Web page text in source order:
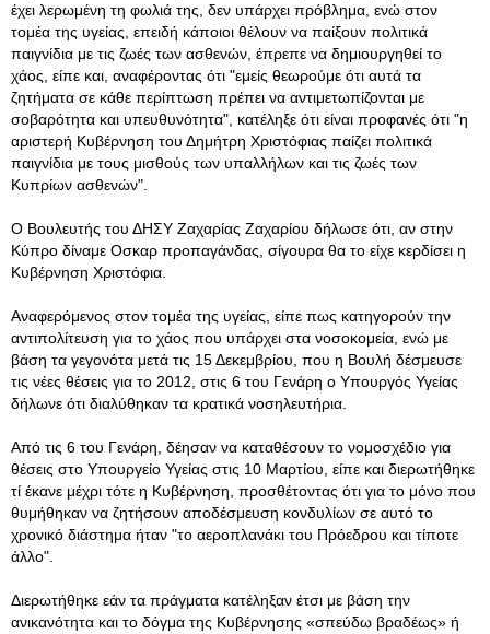
έχει λερωμένη τη φωλιά της, δεν υπάρχει πρόβλημα, ενώ στον
τομέα της υγείας, επειδή κάποιοι θέλουν να παίξουν πολιτικά
παιγνίδια με τις ζωές των ασθενών, έπρεπε να δημιουργηθεί το
χάος, είπε και, αναφέροντας ότι "εμείς θεωρούμε ότι αυτά τα
ζητήματα σε κάθε περίπτωση πρέπει να αντιμετωπίζονται με
σοβαρότητα και υπευθυνότητα", κατέληξε ότι είναι προφανές ότι "η
αριστερή Κυβέρνηση του Δημήτρη Χριστόφιας παίζει πολιτικά
παιγνίδια με τους μισθούς των υπαλλήλων και τις ζωές των
Κυπρίων ασθενών".
Ο Βουλευτής του ΔΗΣΥ Ζαχαρίας Ζαχαρίου δήλωσε ότι, αν στην
Κύπρο δίναμε Οσκαρ προπαγάνδας, σίγουρα θα το είχε κερδίσει η
Κυβέρνηση Χριστόφια.
Αναφερόμενος στον τομέα της υγείας, είπε πως κατηγορούν την
αντιπολίτευση για το χάος που υπάρχει στα νοσοκομεία, ενώ με
βάση τα γεγονότα μετά τις 15 Δεκεμβρίου, που η Βουλή δέσμευσε
τις νέες θέσεις για το 2012, στις 6 του Γενάρη ο Υπουργός Υγείας
δήλωνε ότι διαλύθηκαν τα κρατικά νοσηλευτήρια.
Από τις 6 του Γενάρη, δέησαν να καταθέσουν το νομοσχέδιο για
θέσεις στο Υπουργείο Υγείας στις 10 Μαρτίου, είπε και διερωτήθηκε
τί έκανε μέχρι τότε η Κυβέρνηση, προσθέτοντας ότι για το μόνο που
θυμήθηκαν να ζητήσουν αποδέσμευση κονδυλίων σε αυτό το
χρονικό διάστημα ήταν "το αεροπλανάκι του Πρόεδρου και τίποτε
άλλο".
Διερωτήθηκε εάν τα πράγματα κατέληξαν έτσι με βάση την
ανικανότητα και το δόγμα της Κυβέρνησης «σπεύδω βραδέως» ή